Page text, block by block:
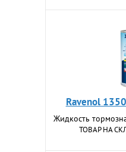
Ravenol
Жидкость
ТОВАР НА